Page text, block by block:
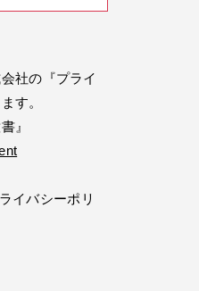
社の『プライ
す。
』
イバシーポリ